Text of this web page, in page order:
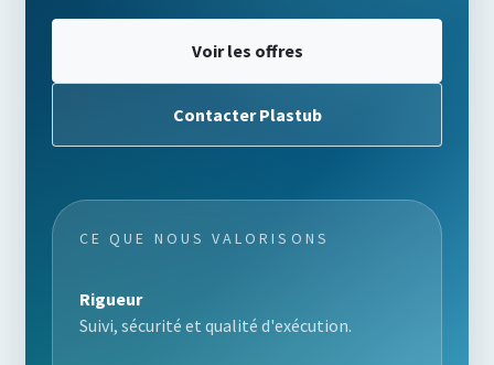
Voir les offres
Contacter Plastub
CE QUE NOUS VALORISONS
Rigueur
Suivi, sécurité et qualité d'exécution.